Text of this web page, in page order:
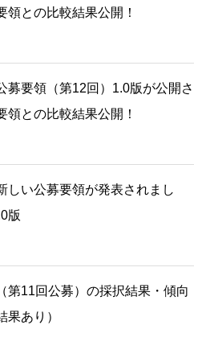
領との比較結果公開！
募要領（第12回）1.0版が公開さ
領との比較結果公開！
しい公募要領が発表されまし
版
第11回公募）の採択結果・傾向
果あり）